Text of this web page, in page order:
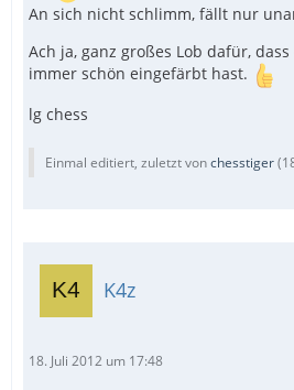
An sich nicht schlimm, fällt nur
Ach ja, ganz großes Lob dafür,
immer schön eingefärbt hast.
lg chess
Einmal editiert, zuletzt vonchesstiger(
K4z
18. Juli 2012 um 17:48